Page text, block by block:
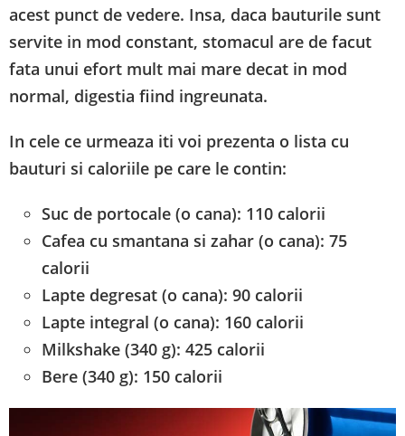
acest punct de vedere. Insa, daca bauturile sunt
servite in mod constant, stomacul are de facut
fata unui efort mult mai mare decat in mod
normal, digestia fiind ingreunata.
In cele ce urmeaza iti voi prezenta o lista cu
bauturi si caloriile pe care le contin:
Suc de portocale (o cana): 110 calorii
Cafea cu smantana si zahar (o cana): 75
calorii
Lapte degresat (o cana): 90 calorii
Lapte integral (o cana): 160 calorii
Milkshake (340 g): 425 calorii
Bere (340 g): 150 calorii